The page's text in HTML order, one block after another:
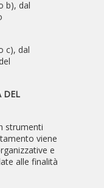
b), dal
c), dal
DEL
strumenti
viene
e
alle finalità